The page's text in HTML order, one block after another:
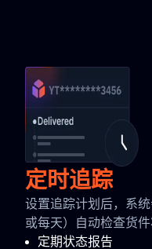
定时追踪
设置追踪计划后，系
或每天）自动检查货
定期状态报告